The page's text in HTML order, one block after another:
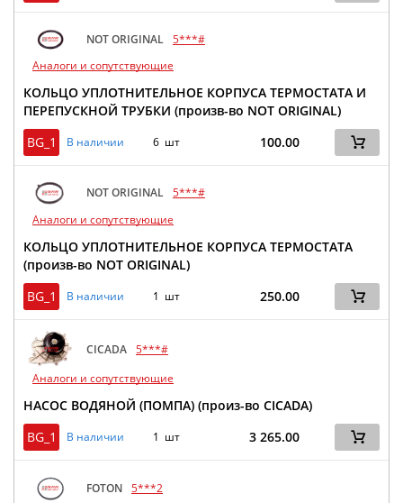
NOT ORIGINAL 5***#
Аналоги и сопутствующие
КОЛЬЦО УПЛОТНИТЕЛЬНОЕ КОРПУСА ТЕРМОСТАТА И
ПЕРЕПУСКНОЙ ТРУБКИ (произв-во NOT ORIGINAL)
BG_1
В наличии 6 шт 100.00
NOT ORIGINAL 5***#
Аналоги и сопутствующие
КОЛЬЦО УПЛОТНИТЕЛЬНОЕ КОРПУСА ТЕРМОСТАТА
(произв-во NOT ORIGINAL)
BG_1
В наличии 1 шт 250.00
CICADA 5***#
Аналоги и сопутствующие
НАСОС ВОДЯНОЙ (ПОМПА) (произ-во CICADA)
BG_1
В наличии 1 шт 3 265.00
FOTON 5***2